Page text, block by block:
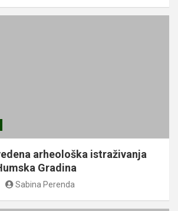
arheološka istraživanja
Gradina
Sabina Perenda